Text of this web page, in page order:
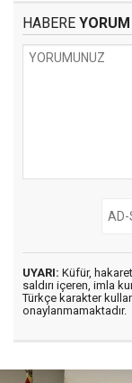
HABERE
UYARI: Küfür,
saldırı içeren, imla
Türkçe karakter
onaylanmamaktadır.